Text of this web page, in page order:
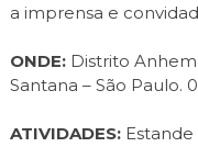
a imprensa e
ONDE:Distrito
Santana – São Paulo.
ATIVIDADES:Estande